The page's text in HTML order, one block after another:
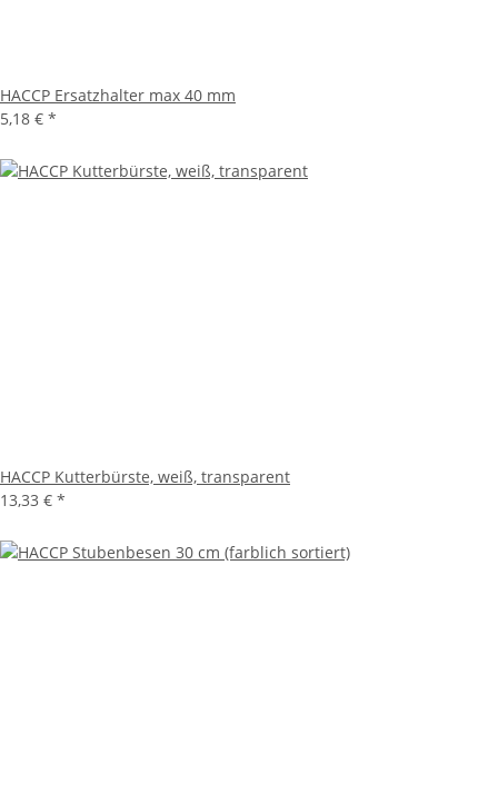
HACCP Ersatzhalter max 40 mm
5,18 € *
HACCP Kutterbürste, weiß, transparent
13,33 € *